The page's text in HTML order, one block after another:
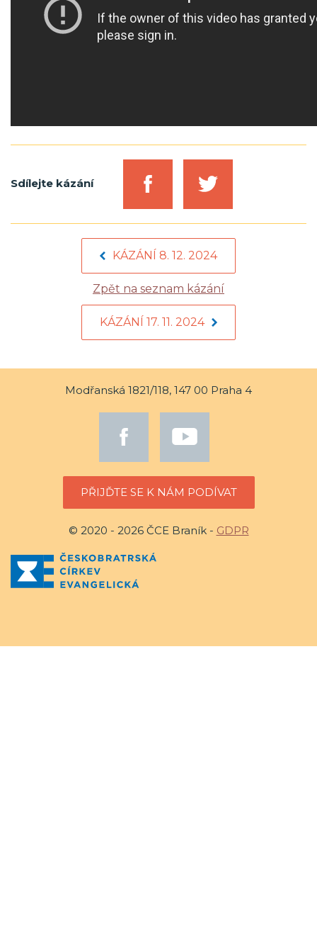
Sdílejte kázání
KÁZÁNÍ 8. 12. 2024
Zpět na seznam kázání
KÁZÁNÍ 17. 11. 2024
Modřanská 1821/118, 147 00 Praha 4
PŘIJĎTE SE K NÁM PODÍVAT
© 2020 - 2026 ČCE Braník - GDPR